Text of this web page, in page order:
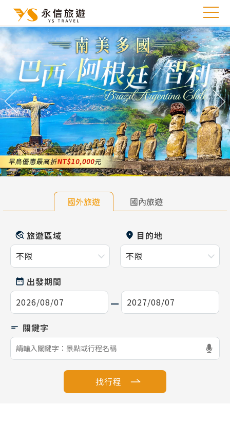
往前 往
國外旅遊 國內旅遊
旅遊區域 目的地
出發期間
找行程